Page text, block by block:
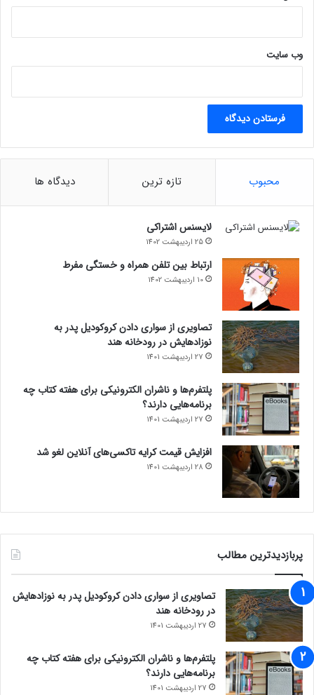
وب‌ سایت
محبوب تازه ترین دیدگاه ها
لایسنس اشتراکی
25 اردیبهشت 1402
ارتباط بین تلفن همراه و خستگی مفرط
10 اردیبهشت 1402
تصاویری از سواری دادن کروکودیل پدر به
نوزادهایش در رودخانه هند
27 اردیبهشت 1401
پلتفرم‌ها و ناشران الکترونیکی برای هفته کتاب چه
برنامه‌هایی دارند؟
27 اردیبهشت 1401
افزایش قیمت کرایه تاکسی‌های آنلاین لغو شد
28 اردیبهشت 1401
پربازدیدترین مطالب
تصاویری از سواری دادن کروکودیل پدر به نوزادهایش
در رودخانه هند
27 اردیبهشت 1401
پلتفرم‌ها و ناشران الکترونیکی برای هفته کتاب چه
برنامه‌هایی دارند؟
27 اردیبهشت 1401